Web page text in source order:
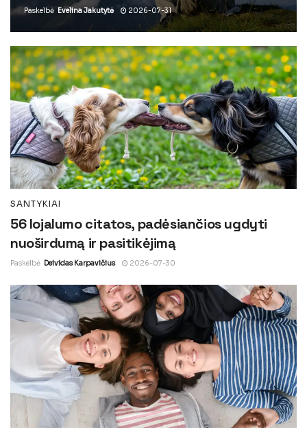
Paskelbė Evelina Jakutytė 2026-07-31
SANTYKIAI
56 lojalumo citatos, padėsiančios ugdyti
nuoširdumą ir pasitikėjimą
Paskelbė Deividas Karpavičius 2026-07-30